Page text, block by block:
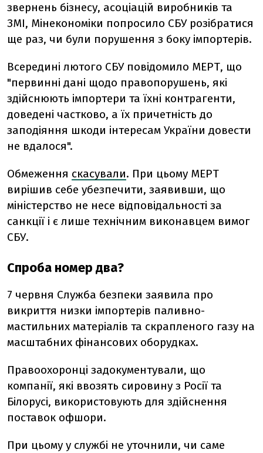
звернень бізнесу, асоціацій виробників та
ЗМІ, Мінекономіки попросило СБУ розібратися
ще раз, чи були порушення з боку імпортерів.
Всередині лютого СБУ повідомило МЕРТ, що
"первинні дані щодо правопорушень, які
здійснюють імпортери та їхні контрагенти,
доведені частково, а їх причетність до
заподіяння шкоди інтересам України довести
не вдалося".
Обмеження скасували. При цьому МЕРТ
вирішив себе убезпечити, заявивши, що
міністерство не несе відповідальності за
санкції і є лише технічним виконавцем вимог
СБУ.
Спроба номер два?
7 червня Служба безпеки заявила про
викриття низки імпортерів паливно-
мастильних матеріалів та скрапленого газу на
масштабних фінансових оборудках.
Правоохоронці задокументували, що
компанії, які ввозять сировину з Росії та
Білорусі, використовують для здійснення
поставок офшори.
При цьому у службі не уточнили, чи саме